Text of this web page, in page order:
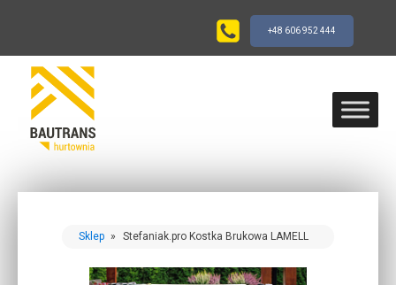
+48 606 952 444
Sklep » Stefaniak.pro Kostka Brukowa LAMELL